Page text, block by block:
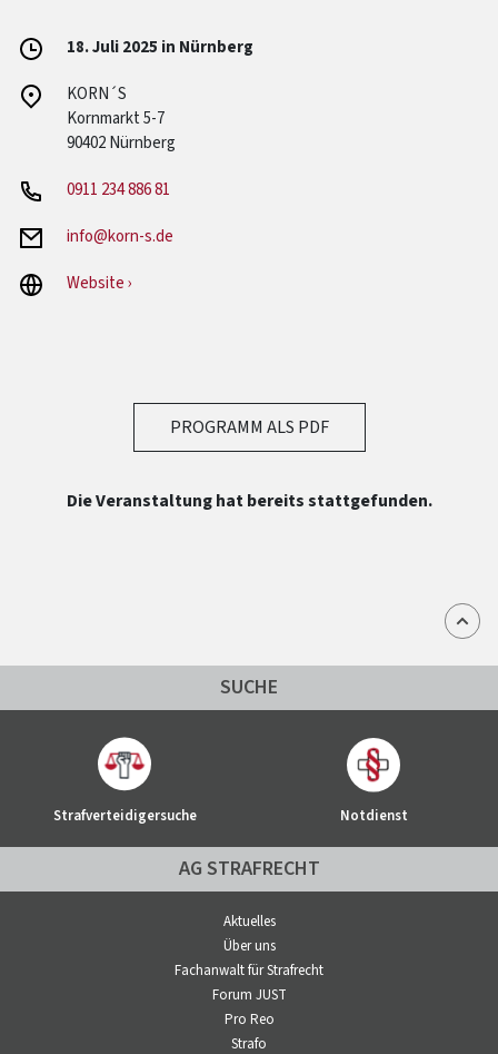
18. Juli 2025 in Nürnberg
KORN´S
Kornmarkt 5-7
90402 Nürnberg
0911 234 886 81
info@korn-s.de
Website ›
PROGRAMM ALS PDF
Die Veranstaltung hat bereits stattgefunden.
SUCHE
Strafverteidigersuche Notdienst
AG STRAFRECHT
Aktuelles
Über uns
Fachanwalt für Strafrecht
Forum JUST
Pro Reo
Strafo